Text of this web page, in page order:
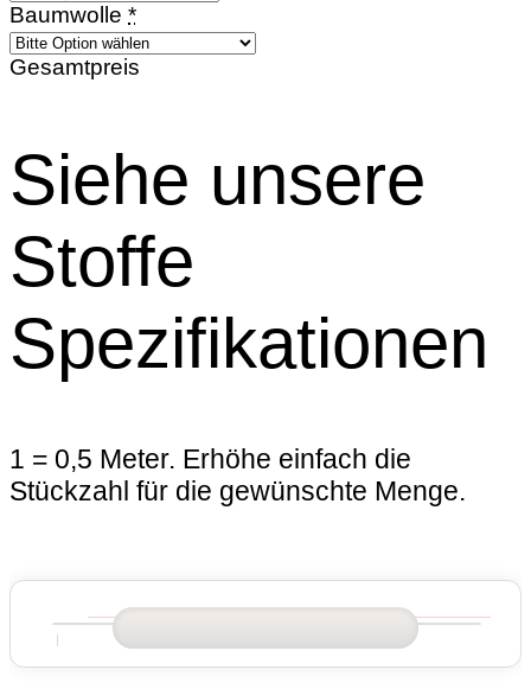
Baumwolle *
Gesamtpreis
Siehe unsere
Stoffe
Spezifikationen
1 = 0,5 Meter. Erhöhe einfach die
Stückzahl für die gewünschte Menge.